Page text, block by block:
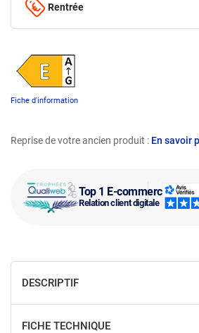
Top 1 E-commerce
Relation client digitale
Reprise de votre ancien produit : En savoir
Rentrée
Fiche d'information
DESCRIPTIF
FICHE TECHNIQUE